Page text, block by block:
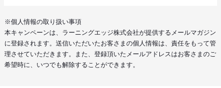
※個人情報の取り扱い事項
本キャンペーンは、ラーニングエッジ株式会社が提供するメールマガジン
に登録されます。送信いただいたお客さまの個人情報は、責任をもって管
理させていただきます。また、登録頂いたメールアドレスはお客さまのご
希望時に、いつでも解除することができます。